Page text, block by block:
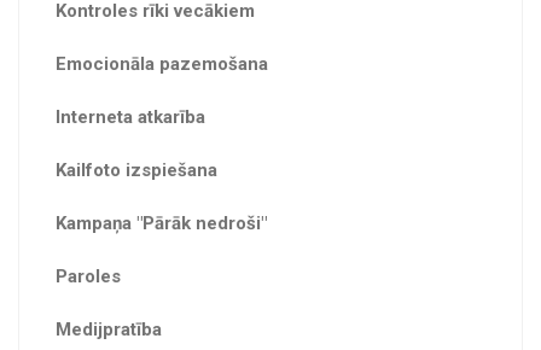
Kontroles rīki vecākiem
Emocionāla pazemošana
Interneta atkarība
Kailfoto izspiešana
Kampaņa "Pārāk nedroši"
Paroles
Medijpratība